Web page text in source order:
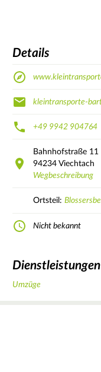
Details
kleintransporte-
+49 9942 904764
Bahnhofstraße 11
94234 Viechtach
Wegbeschreibung
Ortsteil:
Nicht bekannt
Dienstleistungen
Umzüge